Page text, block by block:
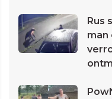
Rus
man